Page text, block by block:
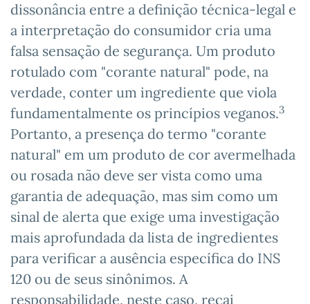
dissonância entre a definição técnica-legal e
a interpretação do consumidor cria uma
falsa sensação de segurança. Um produto
rotulado com "corante natural" pode, na
verdade, conter um ingrediente que viola
fundamentalmente os princípios veganos.3
Portanto, a presença do termo "corante
natural" em um produto de cor avermelhada
ou rosada não deve ser vista como uma
garantia de adequação, mas sim como um
sinal de alerta que exige uma investigação
mais aprofundada da lista de ingredientes
para verificar a ausência específica do INS
120 ou de seus sinônimos. A
responsabilidade, neste caso, recai